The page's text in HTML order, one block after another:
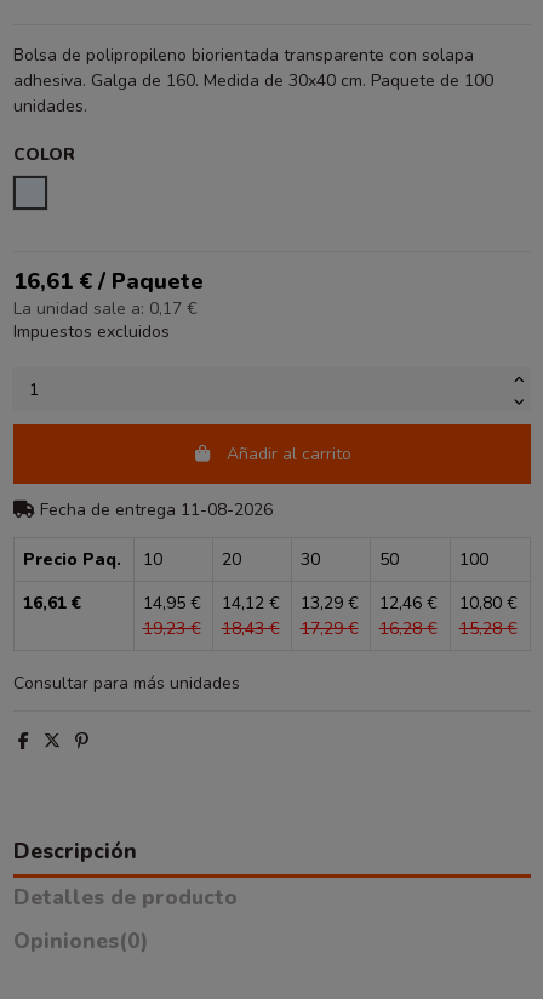
Bolsa de polipropileno biorientada transparente con solapa
adhesiva. Galga de 160. Medida de 30x40 cm. Paquete de 100
unidades.
COLOR
16,61 € / Paquete
La unidad sale a: 0,17 €
Impuestos excluidos
Añadir al carrito
Fecha de entrega 11-08-2026
Precio Paq. 10 20 30 50
100
16,61 €
14,95 €
19,23 €
14,12 €
18,43 €
13,29 €
17,29 €
12,46 €
16,28 €
10,80 €
15,28 €
Consultar para más unidades
Descripción
Detalles de producto
Opiniones(0)